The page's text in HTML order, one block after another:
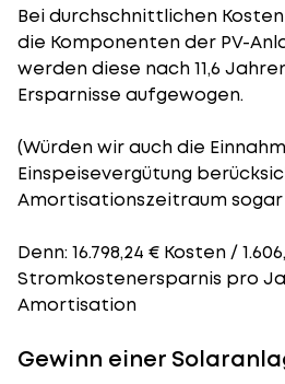
Bei durchschnittlichen Kosten
die Komponenten der PV-
werden diese nach 11,6
Ersparnisse aufgewogen.
(Würden wir auch die
Einspeisevergütung
Amortisationszeitraum
Denn: 16.798,24 € Kosten /
Stromkostenersparnis pro
Amortisation
Gewinn einer